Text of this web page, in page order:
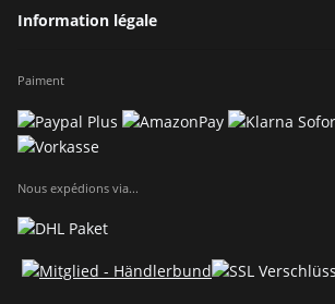
Information légale
Paiment
Nous expédions via...